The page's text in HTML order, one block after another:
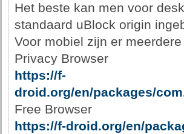
Het beste kan men voor
standaard uBlock origin
Voor mobiel zijn er
Privacy Browser
https://f-
droid.org/en/packages/
Free Browser
https://f-droid.org/en/